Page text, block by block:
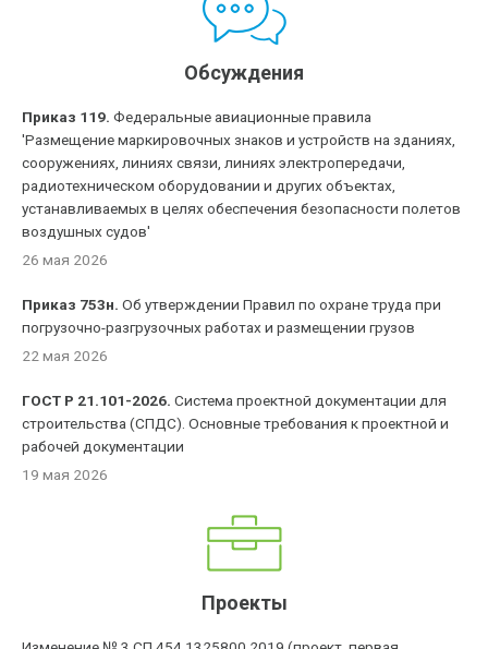
Обсуждения
Приказ 119. Федеральные авиационные правила
'Размещение маркировочных знаков и устройств на зданиях,
сооружениях, линиях связи, линиях электропередачи,
радиотехническом оборудовании и других объектах,
устанавливаемых в целях обеспечения безопасности полетов
воздушных судов'
26 мая 2026
Приказ 753н. Об утверждении Правил по охране труда при
погрузочно-разгрузочных работах и размещении грузов
22 мая 2026
ГОСТ Р 21.101-2026. Система проектной документации для
строительства (СПДС). Основные требования к проектной и
рабочей документации
19 мая 2026
Проекты